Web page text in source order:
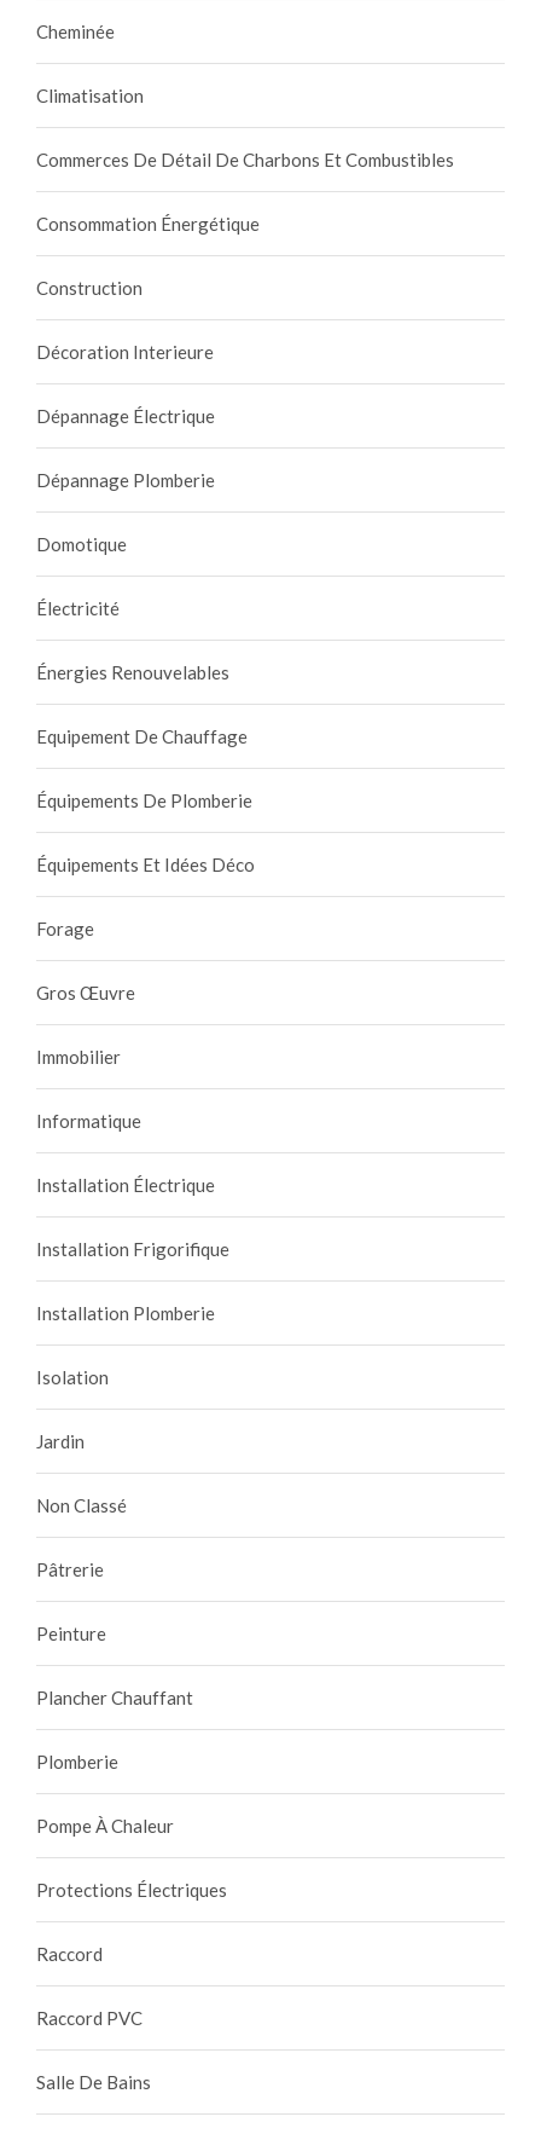
Cheminée
Climatisation
Commerces De Détail De Charbons Et Combustibles
Consommation Énergétique
Construction
Décoration Interieure
Dépannage Électrique
Dépannage Plomberie
Domotique
Électricité
Énergies Renouvelables
Equipement De Chauffage
Équipements De Plomberie
Équipements Et Idées Déco
Forage
Gros Œuvre
Immobilier
Informatique
Installation Électrique
Installation Frigorifique
Installation Plomberie
Isolation
Jardin
Non Classé
Pâtrerie
Peinture
Plancher Chauffant
Plomberie
Pompe À Chaleur
Protections Électriques
Raccord
Raccord PVC
Salle De Bains